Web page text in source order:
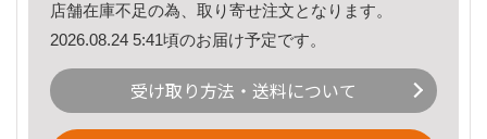
店舗在庫不足の為、取り寄せ注文となります。
2026.08.24 5:41頃のお届け予定です。
受け取り方法・送料について